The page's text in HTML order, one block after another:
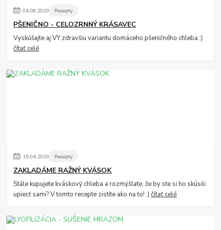
04.08.2020 Recepty
PŠENIČNO - CELOZRNNÝ KRÁSAVEC
Vyskúšajte aj VY zdravšiu variantu domáceho pšeničného chleba :)
čítať celé
15.06.2020 Recepty
ZAKLADÁME RAŽNÝ KVÁSOK
Stále kupujete kváskový chleba a rozmýšľate, že by ste si ho skúsili
upiecť sami? V tomto recepte zistíte ako na to! :)čítať celé